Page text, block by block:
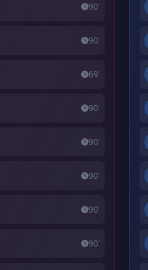
90'
90'
69'
90'
90'
90'
90'
90'